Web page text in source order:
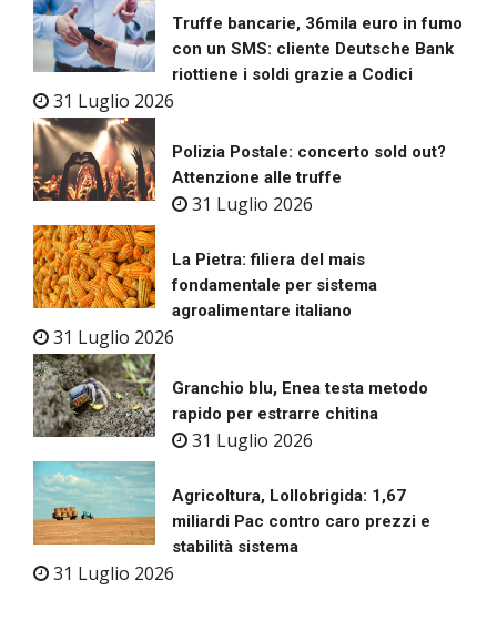
Truffe bancarie, 36mila euro in fumo
con un SMS: cliente Deutsche Bank
riottiene i soldi grazie a Codici
31 Luglio 2026
Polizia Postale: concerto sold out?
Attenzione alle truffe
31 Luglio 2026
La Pietra: filiera del mais
fondamentale per sistema
agroalimentare italiano
31 Luglio 2026
Granchio blu, Enea testa metodo
rapido per estrarre chitina
31 Luglio 2026
Agricoltura, Lollobrigida: 1,67
miliardi Pac contro caro prezzi e
stabilità sistema
31 Luglio 2026